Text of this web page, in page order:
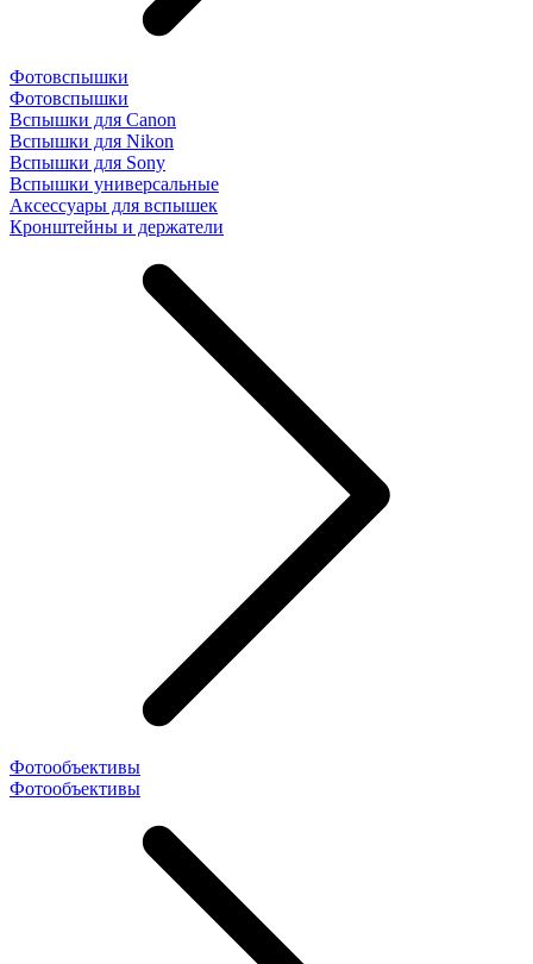
Фотовспышки
Фотовспышки
Вспышки для Canon
Вспышки для Nikon
Вспышки для Sony
Вспышки универсальные
Аксесcуары для вспышек
Кронштейны и держатели
Фотообъективы
Фотообъективы